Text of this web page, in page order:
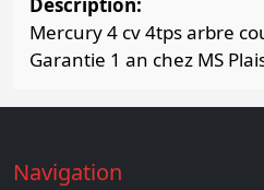
Mercury 4 cv 4tps arbre
Garantie 1 an chez MS
Navigation